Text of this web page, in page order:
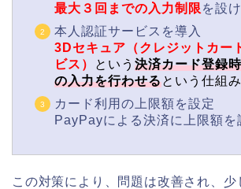
最大３回までの入力制限 を設け
本人認証サービスを導入
3Dセキュア（クレジットカー
ビス）
という 決済カード登録
の入力を行わせるという仕組
カード利用の上限額を設定
PayPayによる決済に上限額を
この対策により、問題は改善され、少